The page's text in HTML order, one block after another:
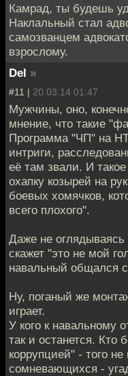
Камрад, ты будешь
Наклальный стал
самозванцем
взрослому.
Del »
#11 | 20.03.14 01:47
Мужчины, оно,
мнение, что такие
Программа "ЧП" на
интриги,
её там звали. И
охапку козырей на
боевых хомячков,
всего плохого".
Даже не
скажет "это не мой
навальный общался
Ну, поганый же
играет.
У кого к навальному
так и останется. Кто
коррупцией" - того
сомневающихся -